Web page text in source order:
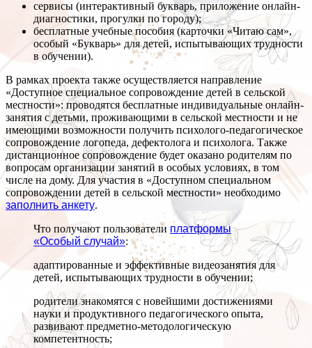
сервисы (интерактивный букварь, приложение онлайн-
диагностики, прогулки по городу);
бесплатные учебные пособия (карточки «Читаю сам»,
особый «Букварь» для детей, испытывающих трудности
в обучении).
В рамках проекта также осуществляется направление
«Доступное специальное сопровождение детей в сельской
местности»: проводятся бесплатные индивидуальные онлайн-
занятия с детьми, проживающими в сельской местности и не
имеющими возможности получить психолого-педагогическое
сопровождение логопеда, дефектолога и психолога. Также
дистанционное сопровождение будет оказано родителям по
вопросам организации занятий в особых условиях, в том
числе на дому. Для участия в «Доступном специальном
сопровождении детей в сельской местности» необходимо
заполнить анкету.
Что получают пользователи платформы
«Особый случай»:
адаптированные и эффективные видеозанятия для
детей, испытывающих трудности в обучении;
родители знакомятся с новейшими достижениями
науки и продуктивного педагогического опыта,
развивают предметно-методологическую
компетентность;